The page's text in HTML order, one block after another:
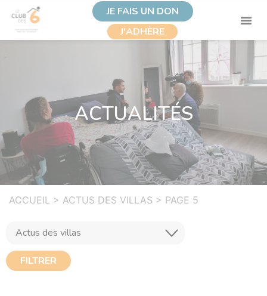
JE FAIS UN DON
J'ADHÈRE
ACTUALITÉS
ACCUEIL > ACTUS DES VILLAS > PAGE 5
FILTRER